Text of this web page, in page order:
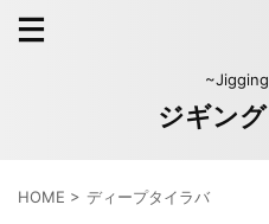
ジギン
HOME > ディープタイラバ